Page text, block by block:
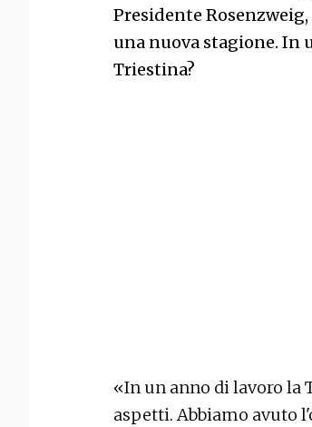
Presidente
una nuova stagione. In
Triestina?
«In un anno di lavoro la
aspetti. Abbiamo avuto